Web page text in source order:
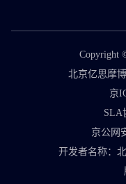
Copyright
北京亿思摩
京
SLA
京公网
开发者名称：